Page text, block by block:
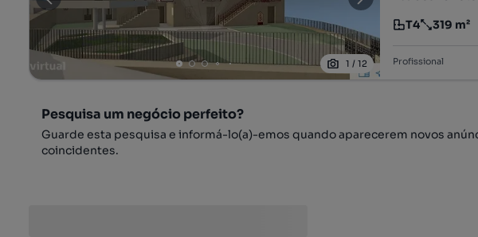
1 /12
Tipologia
T4
Preço por319 m²
Profissional
Pesquisa um negócio perfeito?
Guarde esta pesquisa e informá-lo(a)-emos quando aparecerem novos
coincidentes.